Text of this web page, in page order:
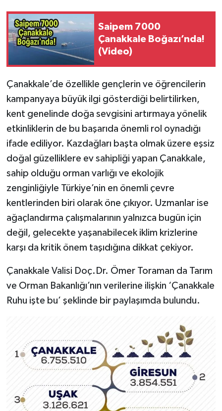
Saipem 7000
Çanakkale Boğazı’nda!
(Video)
Çanakkale’de özellikle gençlerin ve öğrencilerin
kampanyaya büyük ilgi gösterdiği belirtilirken,
kent genelinde doğa sevgisini artırmaya yönelik
etkinliklerin de bu başarıda önemli rol oynadığı
ifade ediliyor. Kazdağları başta olmak üzere eşsiz
doğal güzelliklere ev sahipliği yapan Çanakkale,
sahip olduğu orman varlığı ve ekolojik
zenginliğiyle Türkiye’nin en önemli çevre
kentlerinden biri olarak öne çıkıyor. Uzmanlar ise
ağaçlandırma çalışmalarının yalnızca bugün için
değil, gelecekte yaşanabilecek iklim krizlerine
karşı da kritik önem taşıdığına dikkat çekiyor.
Çanakkale Valisi Doç.Dr. Ömer Toraman da Tarım
ve Orman Bakanlığı’nın verilerine ilişkin ‘Çanakkale
Ruhu işte bu’ şeklinde bir paylaşımda bulundu.